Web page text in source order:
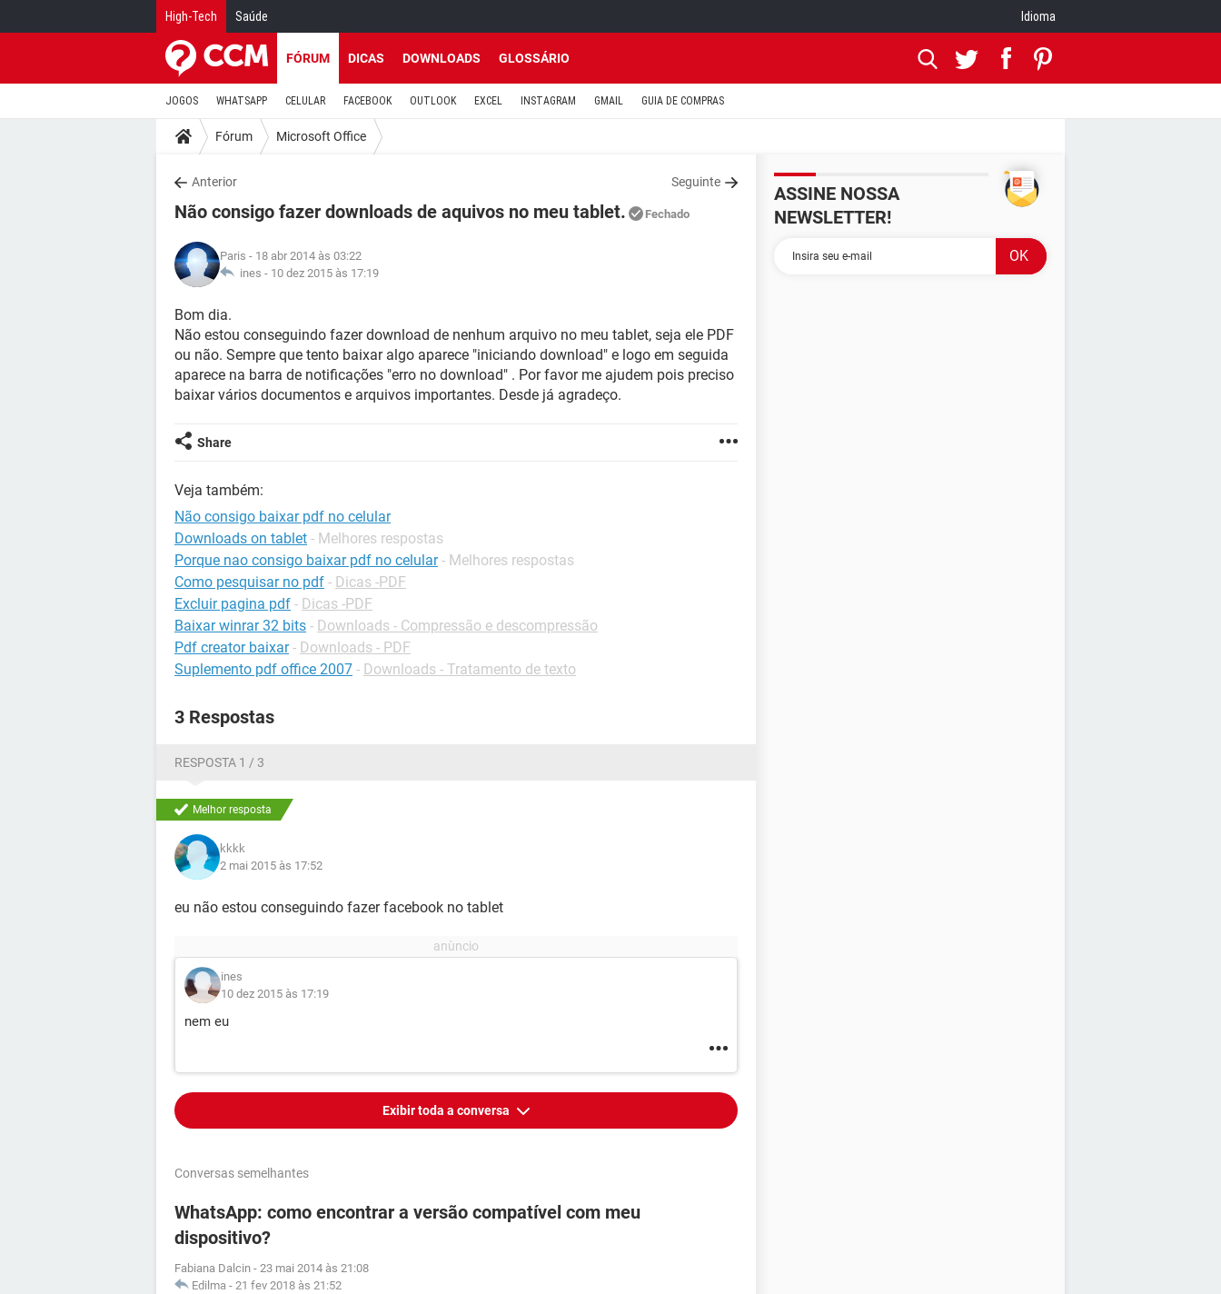
High-Tech Saúde Idioma
FÓRUM DICAS DOWNLOADS GLOSSÁRIO
JOGOS WHATSAPP CELULAR FACEBOOK OUTLOOK EXCEL INSTAGRAM GMAIL GUIA DE COMPRAS
Fórum Microsoft Office
Anterior Seguinte
Não consigo fazer downloads de aquivos no meu tablet. Fechado
Paris - 18 abr 2014 às 03:22
ines - 10 dez 2015 às 17:19
Bom dia.
Não estou conseguindo fazer download de nenhum arquivo no meu tablet, seja ele PDF
ou não. Sempre que tento baixar algo aparece "iniciando download" e logo em seguida
aparece na barra de notificações "erro no download" . Por favor me ajudem pois preciso
baixar vários documentos e arquivos importantes. Desde já agradeço.
Share
Veja também:
Não consigo baixar pdf no celular
Downloads on tablet - Melhores respostas
Porque nao consigo baixar pdf no celular - Melhores respostas
Como pesquisar no pdf - Dicas -PDF
Excluir pagina pdf - Dicas -PDF
Baixar winrar 32 bits - Downloads - Compressão e descompressão
Pdf creator baixar - Downloads - PDF
Suplemento pdf office 2007 - Downloads - Tratamento de texto
3 Respostas
RESPOSTA 1 / 3
Melhor resposta
kkkk
2 mai 2015 às 17:52
eu não estou conseguindo fazer facebook no tablet
ines
10 dez 2015 às 17:19
nem eu
Exibir toda a conversa
Conversas semelhantes
WhatsApp: como encontrar a versão compatível com meu
dispositivo?
Fabiana Dalcin - 23 mai 2014 às 21:08
Edilma - 21 fev 2018 às 21:52
ASSINE NOSSA
NEWSLETTER!